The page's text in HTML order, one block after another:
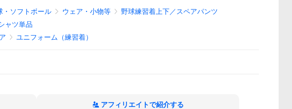
・ソフトボール ウェア・小物等
野球練習着上下／スペアパンツ
ャツ単品
ユニフォーム（練習着）
アフィリエイトで紹介する